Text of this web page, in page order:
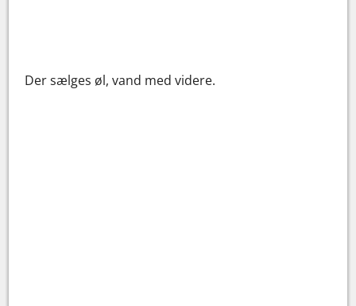
Der sælges øl, vand med videre.